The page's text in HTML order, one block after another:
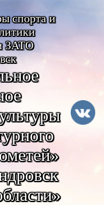
спорта и
ЗАТО